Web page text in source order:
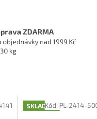
ZDARMA
objednávky nad 1999 Kč
kg
SKLADEM
Kód: PL-2414-